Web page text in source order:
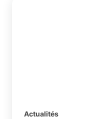
Actualités